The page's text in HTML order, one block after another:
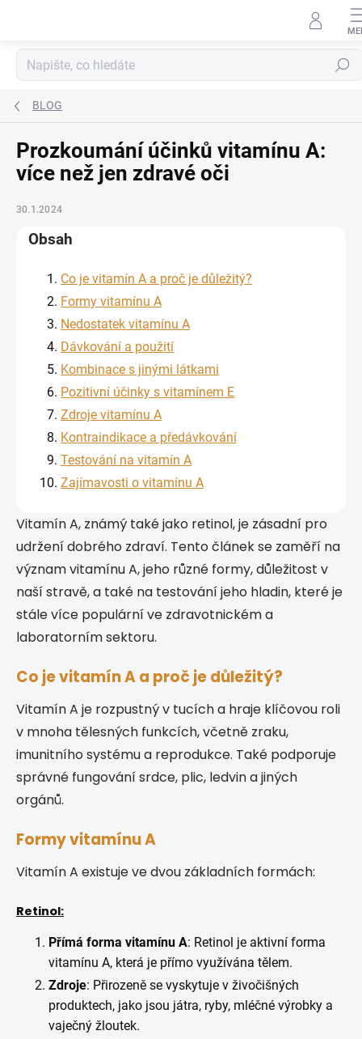
Hledat
BLOG
Prozkoumání účinků vitamínu A:
více než jen zdravé oči
30.1.2024
Obsah
Co je vitamín A a proč je důležitý?
Formy vitamínu A
Nedostatek vitamínu A
Dávkování a použití
Kombinace s jinými látkami
Pozitivní účinky s vitamínem E
Zdroje vitamínu A
Kontraindikace a předávkování
Testování na vitamín A
Zajímavosti o vitamínu A
Vitamín A, známý také jako retinol, je zásadní pro
udržení dobrého zdraví. Tento článek se zaměří na
význam vitamínu A, jeho různé formy, důležitost v
naší stravě, a také na testování jeho hladin, které je
stále více populární ve zdravotnickém a
laboratorním sektoru.
Co je vitamín A a proč je důležitý?
Vitamín A je rozpustný v tucích a hraje klíčovou roli
v mnoha tělesných funkcích, včetně zraku,
imunitního systému a reprodukce. Také podporuje
správné fungování srdce, plic, ledvin a jiných
orgánů.
Formy vitamínu A
Vitamín A existuje ve dvou základních formách:
Retinol:
Přímá forma vitamínu A: Retinol je aktivní forma
vitamínu A, která je přímo využívána tělem.
Zdroje: Přirozeně se vyskytuje v živočišných
produktech, jako jsou játra, ryby, mléčné výrobky a
vaječný žloutek.